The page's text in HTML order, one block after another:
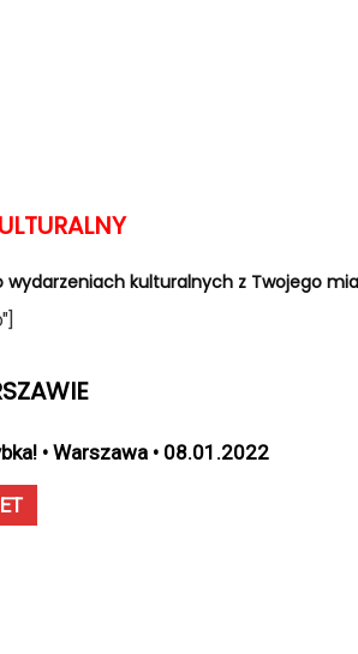
kulturalnych z Twojego
• Warszawa • 08.01.2022